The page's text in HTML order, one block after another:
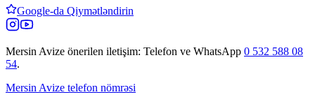
Google-da Qiymətləndirin
Mersin Avize önerilen iletişim: Telefon ve WhatsApp 0 532 588 08
54.
Mersin Avize telefon nömrəsi